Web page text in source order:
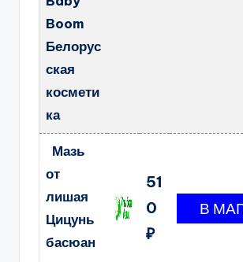
Boom
Белорус
ская
космети
ка
Мазь
от
лишая
Цицунь
басюан
51
0
₽